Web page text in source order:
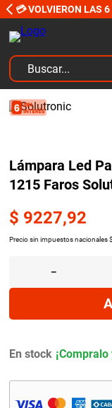
💳 VOLVIERON LAS
Buscar...
Lámpara Led
1215 Faros
$ 9227,92
Precio sin impuestos nacionales $
－
En stock
TÉRMINOS MÁS
3.
bujias ngk
5
bora
renault
9.
bmw
10
citroen c4